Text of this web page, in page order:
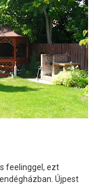
feelinggel, ezt
Újpest